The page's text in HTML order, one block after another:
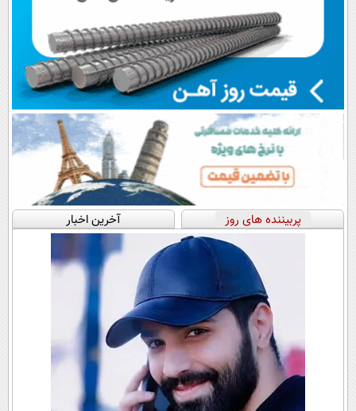
پربیننده های روز آخرین اخبار